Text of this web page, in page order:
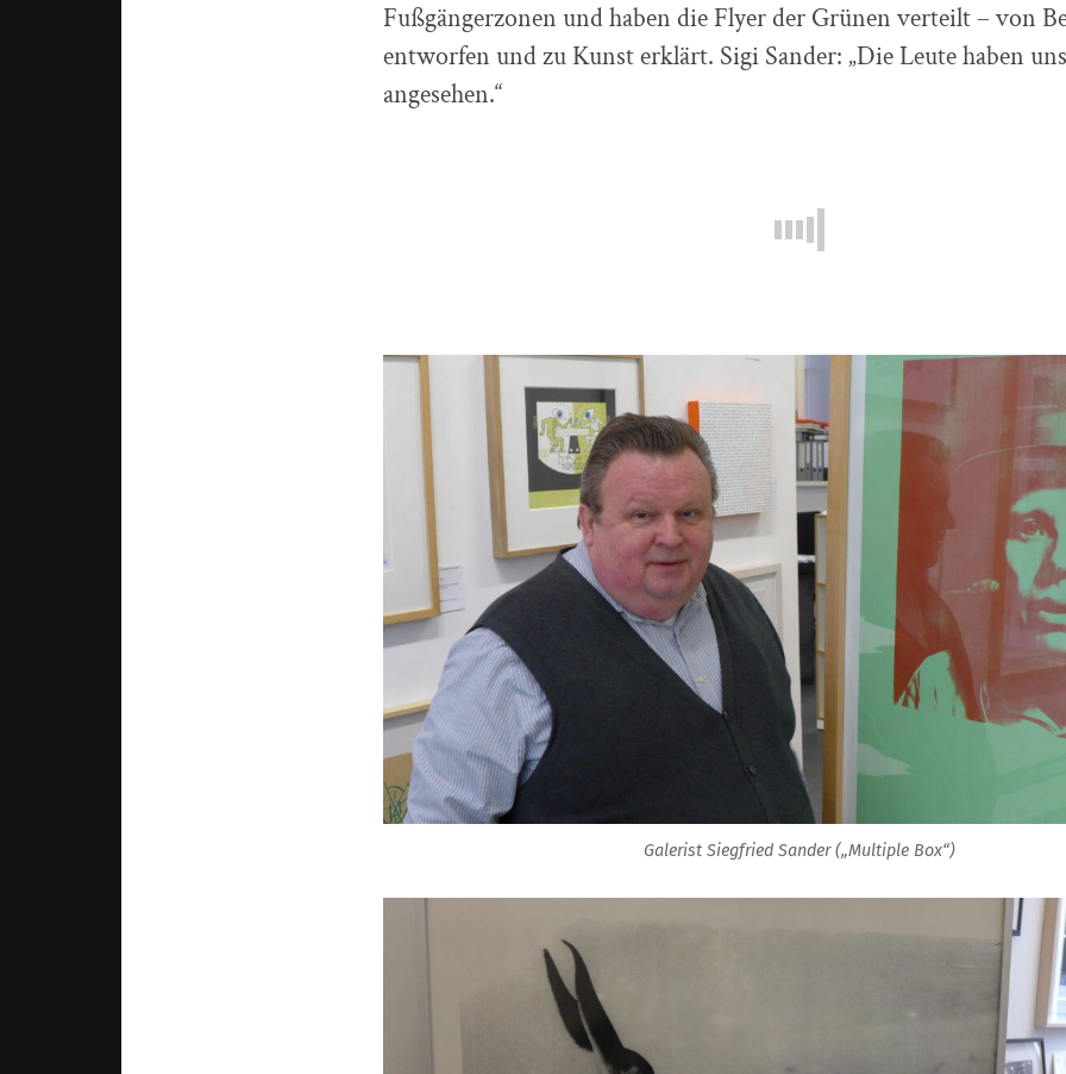
Fußgängerzonen und haben die Flyer der Grünen verteilt – von
entworfen und zu Kunst erklärt. Sigi Sander: „Die Leute haben
angesehen.“
Galerist Siegfried Sander („Multiple Box“)